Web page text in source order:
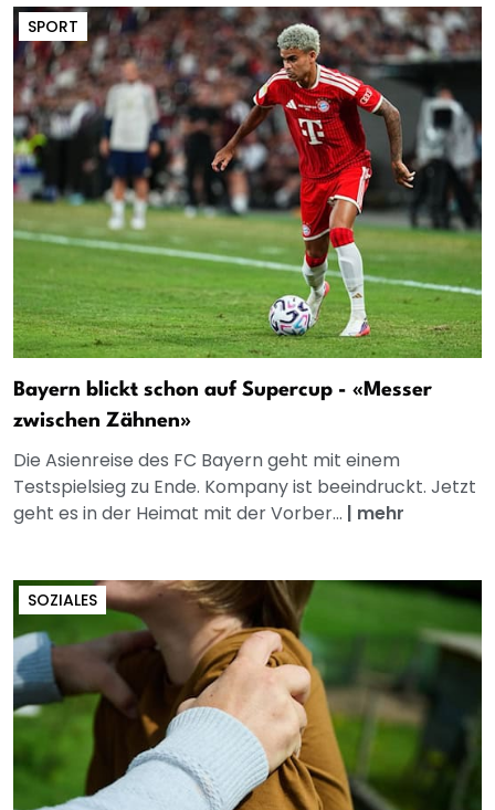
SPORT
Bayern blickt schon auf Supercup - «Messer
zwischen Zähnen»
Die Asienreise des FC Bayern geht mit einem
Testspielsieg zu Ende. Kompany ist beeindruckt. Jetzt
geht es in der Heimat mit der Vorber... | mehr
SOZIALES